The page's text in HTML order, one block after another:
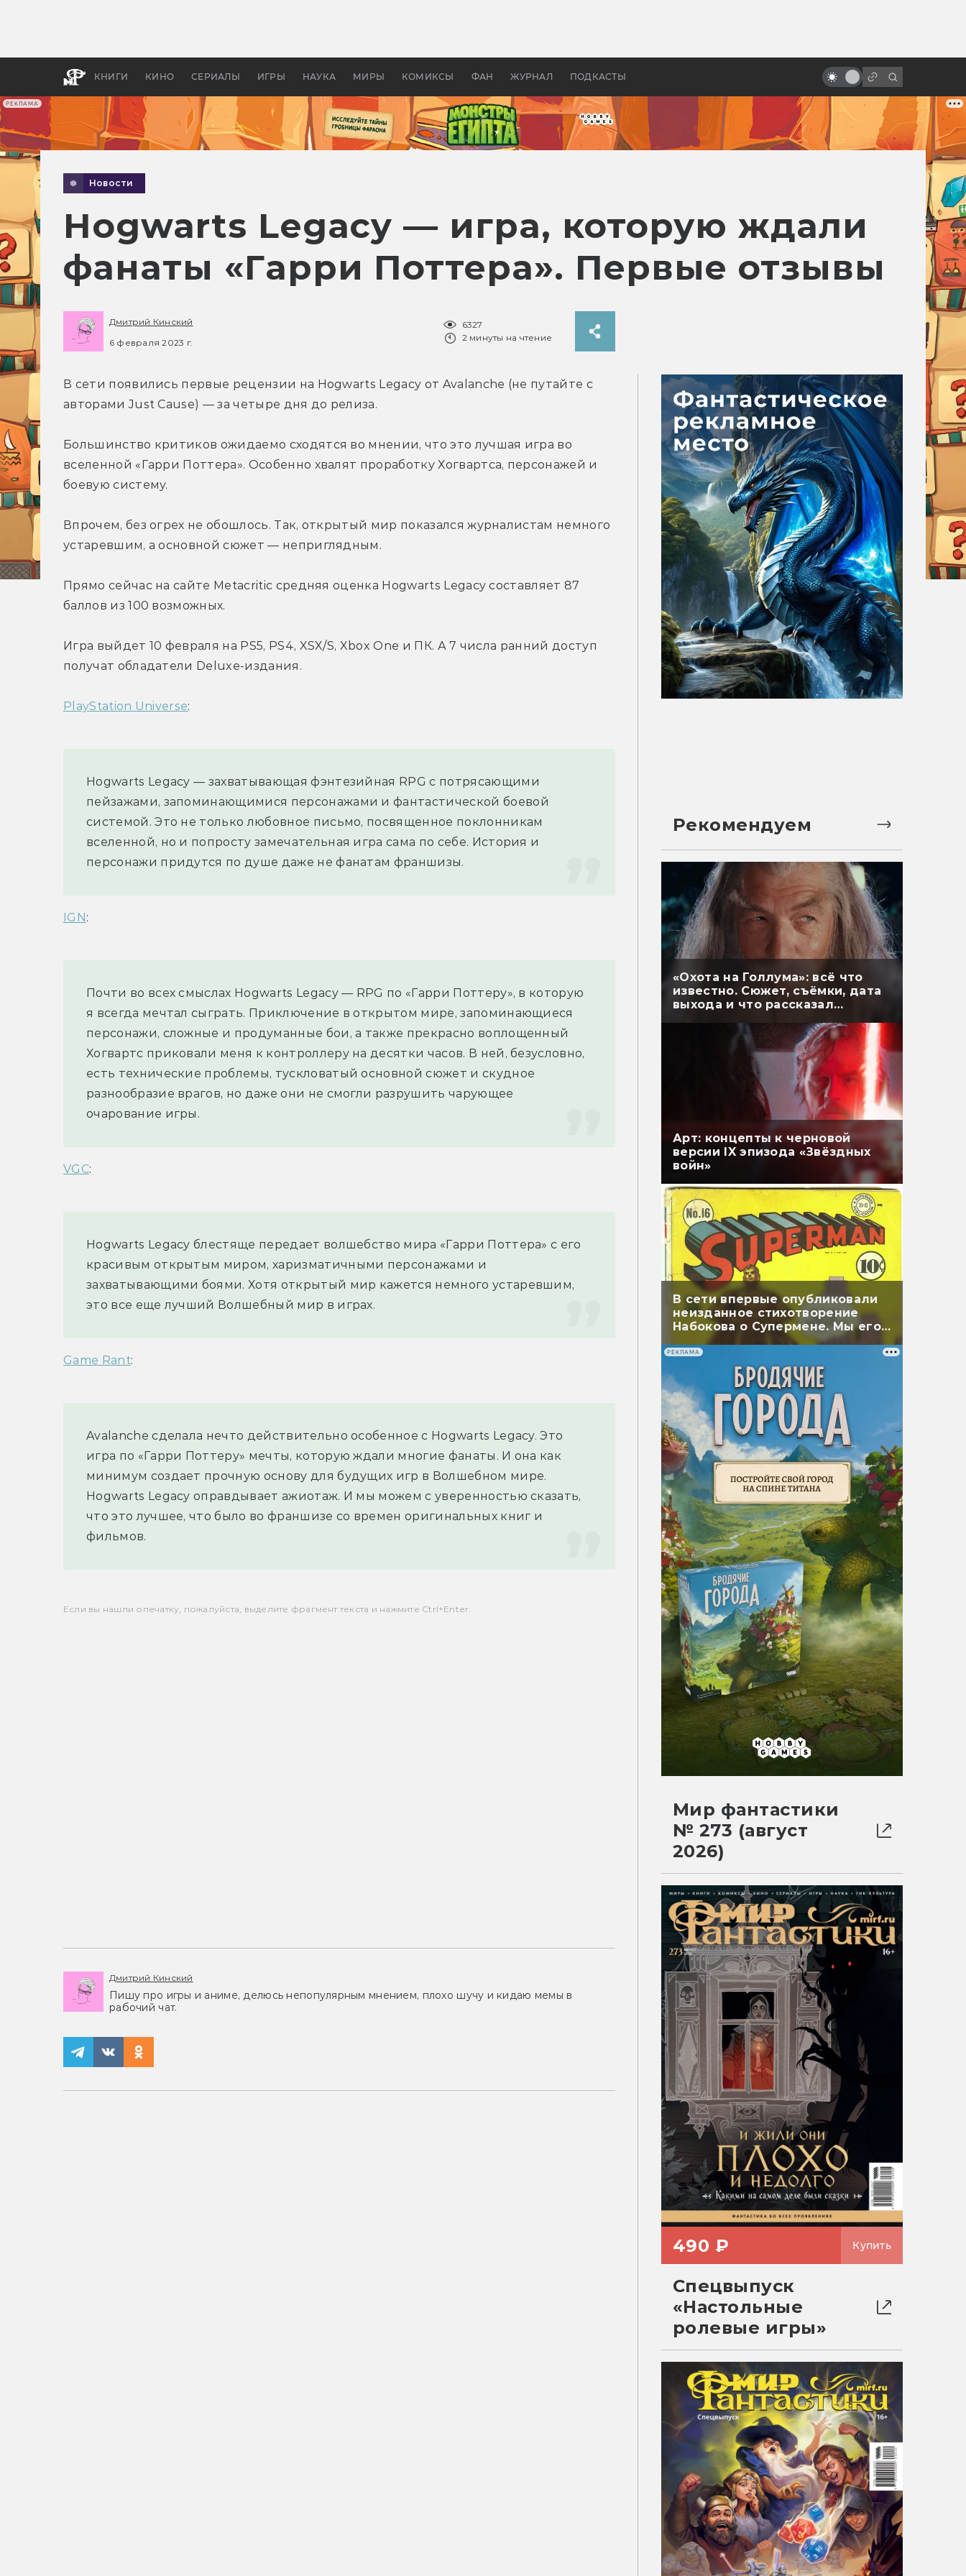
РЕКЛАМА
КНИГИ КИНО СЕРИАЛЫ ИГРЫ НАУКА МИРЫ КОМИКСЫ ФАН ЖУРНАЛ ПОДКАСТЫ
апокалипсис, в России —
бы «Властелина колец»
мечах: топ-10
Новости
Hogwarts Legacy — игра, которую ждали
фанаты «Гарри Поттера». Первые отзывы
Дмитрий Кинский
6 февраля 2023 г.
6327
2 минуты на чтение
В сети появились первые рецензии на Hogwarts Legacy от Avalanche (не путайте с
авторами Just Cause) — за четыре дня до релиза.
Большинство критиков ожидаемо сходятся во мнении, что это лучшая игра во
вселенной «Гарри Поттера». Особенно хвалят проработку Хогвартса, персонажей и
боевую систему.
Впрочем, без огрех не обошлось. Так, открытый мир показался журналистам немного
устаревшим, а основной сюжет — неприглядным.
Прямо сейчас на сайте Metacritic средняя оценка Hogwarts Legacy составляет 87
баллов из 100 возможных.
Игра выйдет 10 февраля на PS5, PS4, XSX/S, Xbox One и ПК. А 7 числа ранний доступ
получат обладатели Deluxe-издания.
PlayStation Universe:
Hogwarts Legacy — захватывающая фэнтезийная RPG с потрясающими
пейзажами, запоминающимися персонажами и фантастической боевой
системой. Это не только любовное письмо, посвященное поклонникам
вселенной, но и попросту замечательная игра сама по себе. История и
персонажи придутся по душе даже не фанатам франшизы.
IGN :
Почти во всех смыслах Hogwarts Legacy — RPG по «Гарри Поттеру», в которую
я всегда мечтал сыграть. Приключение в открытом мире, запоминающиеся
персонажи, сложные и продуманные бои, а также прекрасно воплощенный
Хогвартс приковали меня к контроллеру на десятки часов. В ней, безусловно,
есть технические проблемы, тускловатый основной сюжет и скудное
разнообразие врагов, но даже они не смогли разрушить чарующее
очарование игры.
VGC:
Hogwarts Legacy блестяще передает волшебство мира «Гарри Поттера» с его
красивым открытым миром, харизматичными персонажами и
захватывающими боями. Хотя открытый мир кажется немного устаревшим,
это все еще лучший Волшебный мир в играх.
Game Rant:
Avalanche сделала нечто действительно особенное с Hogwarts Legacy. Это
игра по «Гарри Поттеру» мечты, которую ждали многие фанаты. И она как
минимум создает прочную основу для будущих игр в Волшебном мире.
Hogwarts Legacy оправдывает ажиотаж. И мы можем с уверенностью сказать,
что это лучшее, что было во франшизе со времен оригинальных книг и
фильмов.
Если вы нашли опечатку, пожалуйста, выделите фрагмент текста и нажмите Ctrl+Enter.
Дмитрий Кинский
Пишу про игры и аниме, делюсь непопулярным мнением, плохо шучу и кидаю мемы в
рабочий чат.
Рекомендуем
«Охота на Голлума»: всё что
известно. Сюжет, съёмки, дата
выхода и что рассказал
Арт: концепты к черновой
версии IX эпизода «Звёздных
войн»
В сети впервые опубликовали
неизданное стихотворение
Набокова о Супермене. Мы его
перевели
РЕКЛАМА
Мир фантастики
№ 273 (август
2026)
490 ₽ Купить
Спецвыпуск
«Настольные
ролевые игры»